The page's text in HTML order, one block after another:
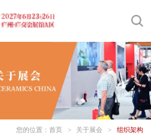
您的位置： 首页 > 关于展会 > 组织架构